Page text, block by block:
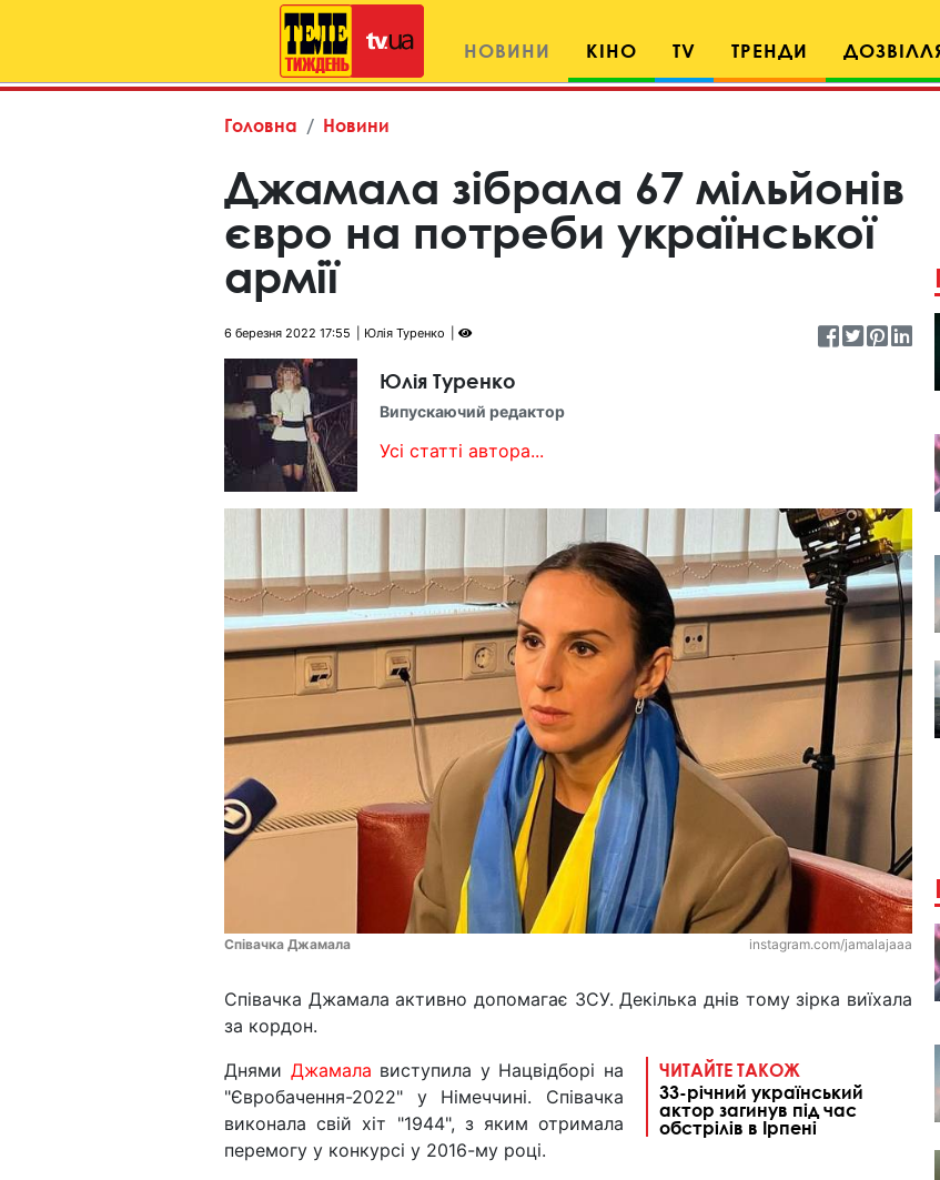
НОВИНИ КІНО TV ТРЕНДИ
Головна Новини
Джамала зібрала 67 мільйонів
євро на потреби української
армії
6 березня 2022 17:55 Юлія Туренко
Юлія Туренко
Випускаючий редактор
Усі статті автора...
Співачка Джамала instagram.com/jamalajaaa
Співачка Джамала активно допомагає ЗСУ. Декілька днів тому зірка виїхала
за кордон.
ЧИТАЙТЕ ТАКОЖ
33-річний український
актор загинув під час
обстрілів в Ірпені
Днями Джамала виступила у Нацвідборі на
"Євробачення-2022" у Німеччині. Співачка
виконала свій хіт "1944", з яким отримала
перемогу у конкурсі у 2016-му році.